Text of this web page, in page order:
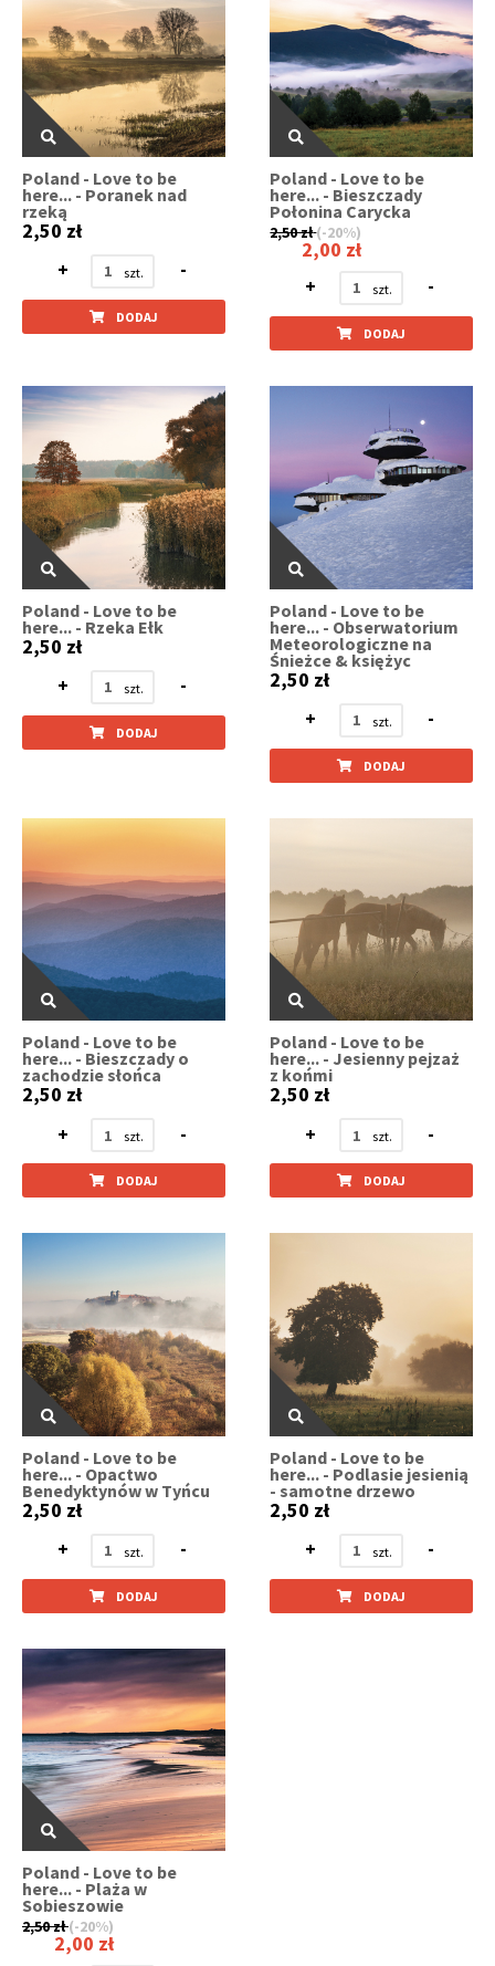
Poland - Love to be
here... - Poranek nad
rzeką
2,50 zł
+
-
DODAJ
Poland - Love to be
here... - Bieszczady
Połonina Carycka
2,50 zł(-20%)
2,00 zł
+
-
DODAJ
Poland - Love to be
here... - Rzeka Ełk
2,50 zł
+
-
DODAJ
Poland - Love to be
here... - Obserwatorium
Meteorologiczne na
Śnieżce & księżyc
2,50 zł
+
-
DODAJ
Poland - Love to be
here... - Bieszczady o
zachodzie słońca
2,50 zł
+
-
DODAJ
Poland - Love to be
here... - Jesienny pejzaż
z końmi
2,50 zł
+
-
DODAJ
Poland - Love to be
here... - Opactwo
Benedyktynów w Tyńcu
2,50 zł
+
-
DODAJ
Poland - Love to be
here... - Podlasie jesienią
- samotne drzewo
2,50 zł
+
-
DODAJ
Poland - Love to be
here... - Plaża w
Sobieszowie
2,50 zł (-20%)
2,00 zł